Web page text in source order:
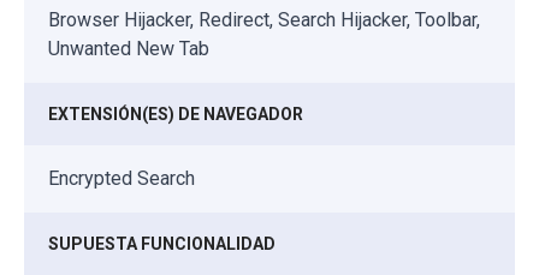
Browser Hijacker, Redirect, Search Hijacker, Toolbar,
Unwanted New Tab
EXTENSIÓN(ES) DE NAVEGADOR
Encrypted Search
SUPUESTA FUNCIONALIDAD